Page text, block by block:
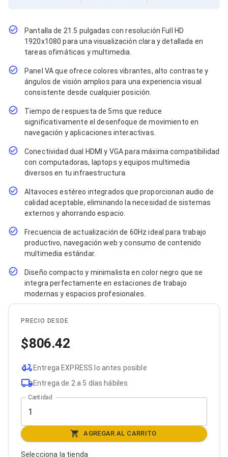
Jacks de Red
Conectores
Tapas y Cajas
Pinzas Ponchadoras
Probadores de Cable
Cortadoras de Cable
Protectores para Cables
Cables para Impresoras
Bobinas
Cableado Estructurado
Sujetadores de Cables
Cinchos
Adaptadores
Adaptadores PC
Adaptadores PC USB
Adaptadores PC Serial
Adaptadores PC SATA
Adaptadores PC IDE
Adaptadores PC Teclado
Bluetooth
Adaptadores Video
Adaptadores Video DisplayPort
Divisores de Video
Adaptadores Video HDMI
Extensores y Receptores de Vídeo
Adaptadores Video DVI
Adaptadores Video VGA / HD15
Repetidores USB
Adaptadores Audio AUX
Adaptadores Audio USB
Mouse
Mousepads
Teclados
Teclados Numéricos
Controles de Juego para PC
Accesorios para Servidores
Racks y Gabinetes
Charolas para Racks y Gabinetes
Pantalla de 21.5 pulgadas con resolución Full HD
1920x1080 para una visualización clara y detallada en
tareas ofimáticas y multimedia.
Panel VA que ofrece colores vibrantes, alto contraste y
ángulos de visión amplios para una experiencia visual
consistente desde cualquier posición.
Tiempo de respuesta de 5ms que reduce
significativamente el desenfoque de movimiento en
navegación y aplicaciones interactivas.
Conectividad dual HDMI y VGA para máxima compatibilidad
con computadoras, laptops y equipos multimedia
diversos en tu infraestructura.
Altavoces estéreo integrados que proporcionan audio de
calidad aceptable, eliminando la necesidad de sistemas
externos y ahorrando espacio.
Frecuencia de actualización de 60Hz ideal para trabajo
productivo, navegación web y consumo de contenido
multimedia estándar.
Diseño compacto y minimalista en color negro que se
integra perfectamente en estaciones de trabajo
modernas y espacios profesionales.
PRECIO DESDE
806.42
Entrega EXPRESS lo antes posible
Entrega de 2 a 5 días hábiles
Cantidad
AGREGAR AL CARRITO
Selecciona la tienda